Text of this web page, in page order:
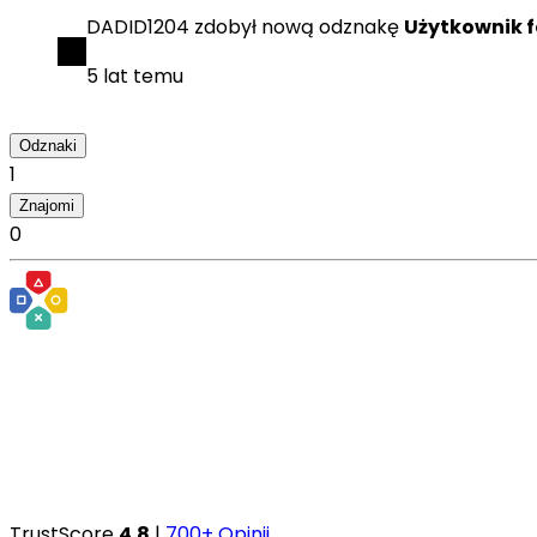
DADID1204 zdobył nową odznakę Użytkownik
5 lat temu
Odznaki
1
Znajomi
0